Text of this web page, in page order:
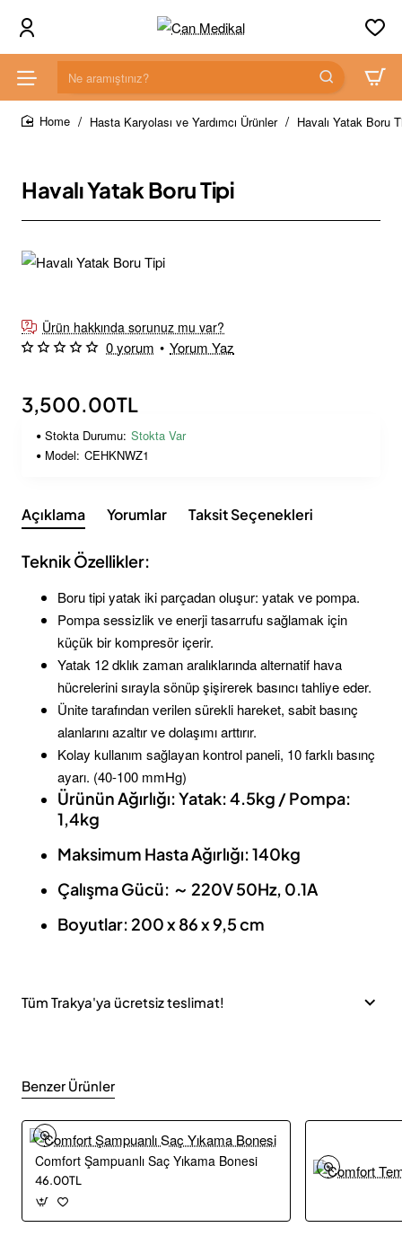
Ne
aramıştınız?
Hasta Karyolası ve Yardımcı Ürünler Havalı Yatak Boru
Havalı Yatak Boru Tipi
Ürün hakkında sorunuz mu var?
0 yorum • Yorum Yaz
3,500.00TL
Stokta Durumu: Stokta Var
Model: CEHKNWZ1
Açıklama Yorumlar Taksit Seçenekleri
Teknik Özellikler:
Boru tipi yatak iki parçadan oluşur: yatak ve pompa.
Pompa sessizlik ve enerji tasarrufu sağlamak için
küçük bir kompresör içerir.
Yatak 12 dklık zaman aralıklarında alternatif hava
hücrelerini sırayla sönüp şişirerek basıncı tahliye eder.
Ünite tarafından verilen sürekli hareket, sabit basınç
alanlarını azaltır ve dolaşımı arttırır.
Kolay kullanım sağlayan kontrol paneli, 10 farklı basınç
ayarı. (40-100 mmHg)
Ürünün Ağırlığı: Yatak: 4.5kg / Pompa:
1,4kg
Maksimum Hasta Ağırlığı: 140kg
Çalışma Gücü: ～ 220V 50Hz, 0.1A
Boyutlar: 200 x 86 x 9,5 cm
Tüm Trakya'ya ücretsiz teslimat!
Benzer Ürünler
Comfort Şampuanlı Saç Yıkama Bonesi
46.00TL